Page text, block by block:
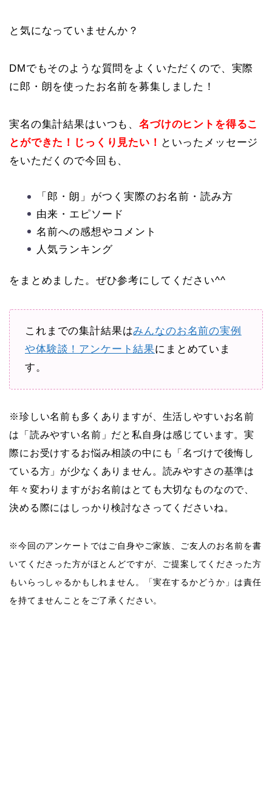
と気になっていませんか？
DMでもそのような質問をよくいただくので、実際
に郎・朗を使ったお名前を募集しました！
実名の集計結果はいつも、名づけのヒントを得るこ
とができた！じっくり見たい！ といったメッセージ
をいただくので今回も、
「郎・朗」がつく実際のお名前・読み方
由来・エピソード
名前への感想やコメント
人気ランキング
をまとめました。ぜひ参考にしてください^^
これまでの集計結果はみんなのお名前の実例
や体験談！アンケート結果にまとめていま
す。
※珍しい名前も多くありますが、生活しやすいお名前
は「読みやすい名前」だと私自身は感じています。実
際にお受けするお悩み相談の中にも「名づけで後悔し
ている方」が少なくありません。読みやすさの基準は
年々変わりますがお名前はとても大切なものなので、
決める際にはしっかり検討なさってくださいね。
※今回のアンケートではご自身やご家族、ご友人のお名前を書
いてくださった方がほとんどですが、ご提案してくださった方
もいらっしゃるかもしれません。「実在するかどうか」は責任
を持てませんことをご了承ください。